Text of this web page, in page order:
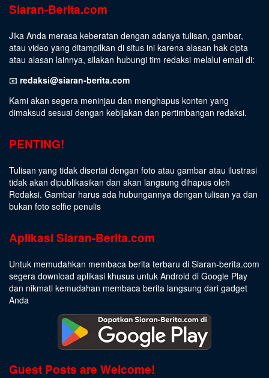
Siaran-Berita.com
Jika Anda merasa keberatan dengan adanya tulisan, gambar,
atau video yang ditampilkan di situs ini karena alasan hak cipta
atau alasan lainnya, silakan hubungi tim redaksi melalui email di:
📧 redaksi@siaran-berita.com
Kami akan segera meninjau dan menghapus konten yang
dimaksud sesuai dengan kebijakan dan pertimbangan redaksi.
PENTING!
Tulisan yang tidak disertai dengan foto atau gambar atau ilustrasi
tidak akan dipublikasikan dan akan langsung dihapus oleh
Redaksi. Gambar harus ada hubungannya dengan tulisan ya dan
bukan foto selfie penulis
Aplikasi Siaran-Berita.com
Untuk memudahkan membaca berita terbaru di Siaran-berita.com
segera download aplikasi khusus untuk Android di Google Play
dan nikmati kemudahan membaca berita langsung dari gadget
Anda
Guest Posts are Welcome!